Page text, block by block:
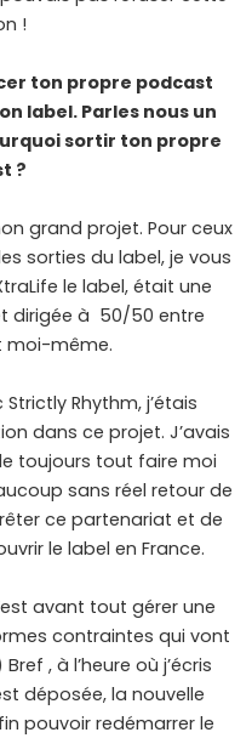
!
ton propre podcast
label. Parles nous un
sortir ton propre
?
grand projet. Pour ceux
sorties du label, je vous
le label, était une
dirigée à 50/50 entre
moi-même.
Rhythm, j’étais
dans ce projet. J’avais
toujours tout faire moi
sans réel retour de
ce partenariat et de
le label en France.
avant tout gérer une
contraintes qui vont
, à l’heure où j’écris
déposée, la nouvelle
pouvoir redémarrer le